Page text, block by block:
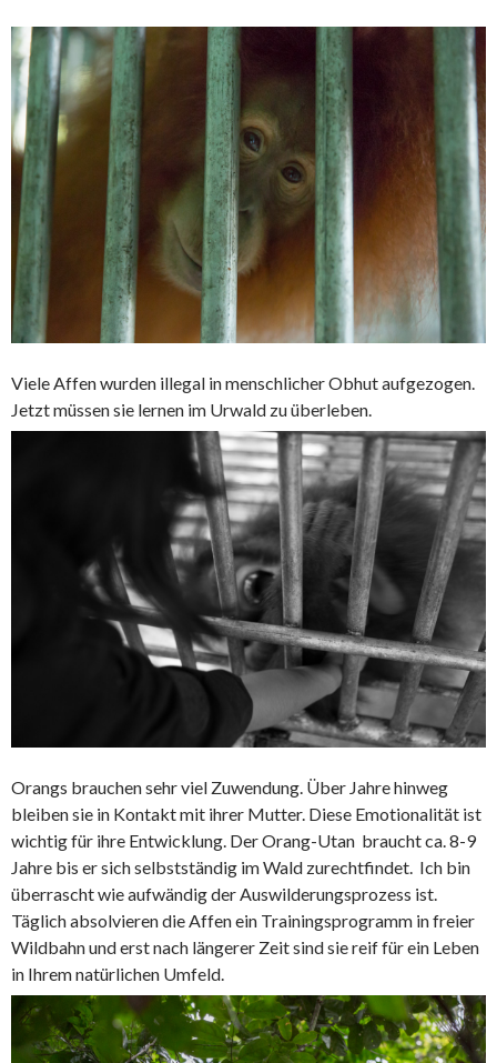
Viele Affen wurden illegal in menschlicher Obhut aufgezogen.
Jetzt müssen sie lernen im Urwald zu überleben.
Orangs brauchen sehr viel Zuwendung. Über Jahre hinweg
bleiben sie in Kontakt mit ihrer Mutter. Diese Emotionalität ist
wichtig für ihre Entwicklung. Der Orang-Utan braucht ca. 8-9
Jahre bis er sich selbstständig im Wald zurechtfindet. Ich bin
überrascht wie aufwändig der Auswilderungsprozess ist.
Täglich absolvieren die Affen ein Trainingsprogramm in freier
Wildbahn und erst nach längerer Zeit sind sie reif für ein Leben
in Ihrem natürlichen Umfeld.